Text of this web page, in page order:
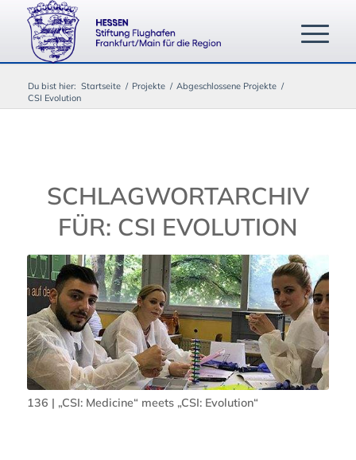
Du bist hier: Startseite / Projekte / Abgeschlossene Projekte /
CSI Evolution
SCHLAGWORTARCHIV
FÜR: CSI EVOLUTION
136 | „CSI: Medicine“ meets „CSI: Evolution“